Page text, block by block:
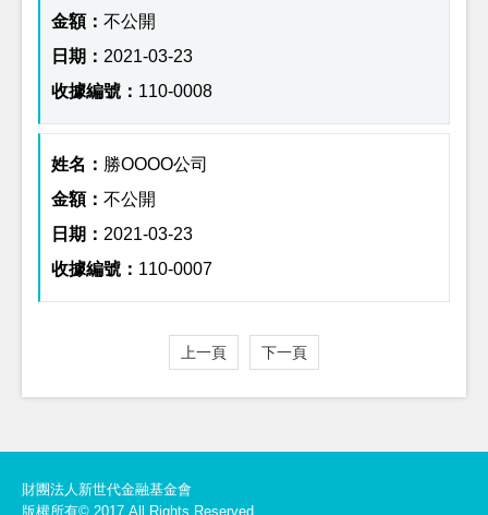
不公開
2021-03-23
110-0008
勝OOOO公司
不公開
2021-03-23
110-0007
上一頁 下一頁
財團法人新世代金融基金會
版權所有© 2017 All Rights Reserved.